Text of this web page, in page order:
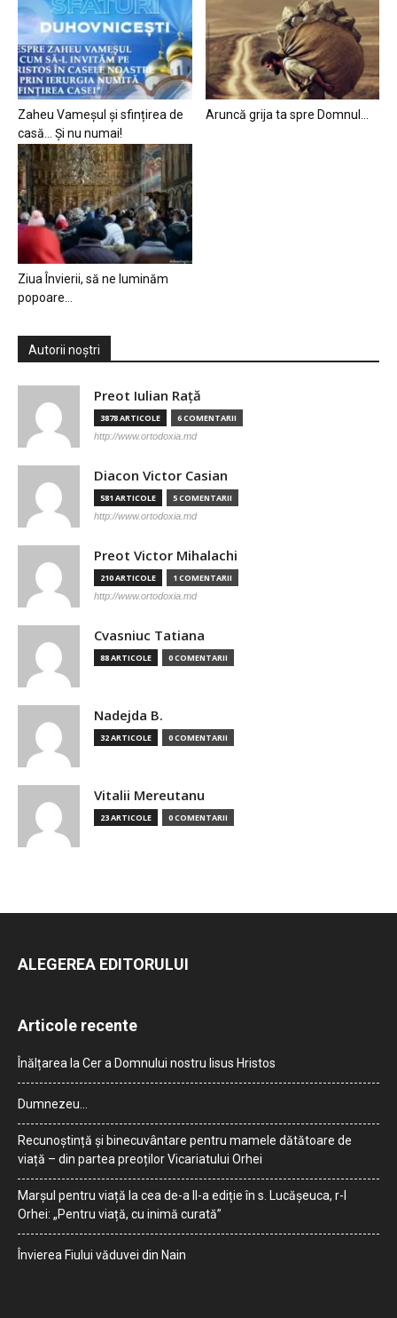
Zaheu Vameșul și sfințirea de
casă… Și nu numai!
Aruncă grija ta spre Domnul…
Ziua Învierii, să ne luminăm
popoare…
Autorii noștri
Preot Iulian Raţă
3878 ARTICOLE 6 COMENTARII
http://www.ortodoxia.md
Diacon Victor Casian
581 ARTICOLE 5 COMENTARII
http://www.ortodoxia.md
Preot Victor Mihalachi
210 ARTICOLE 1 COMENTARII
http://www.ortodoxia.md
Cvasniuc Tatiana
88 ARTICOLE 0 COMENTARII
Nadejda B.
32 ARTICOLE 0 COMENTARII
Vitalii Mereutanu
23 ARTICOLE 0 COMENTARII
ALEGEREA EDITORULUI
Articole recente
Înălțarea la Cer a Domnului nostru Iisus Hristos
Dumnezeu…
Recunoștință și binecuvântare pentru mamele dătătoare de
viață – din partea preoților Vicariatului Orhei
Marșul pentru viață la cea de-a II-a ediție în s. Lucășeuca, r-l
Orhei: „Pentru viață, cu inimă curată”
Învierea Fiului văduvei din Nain